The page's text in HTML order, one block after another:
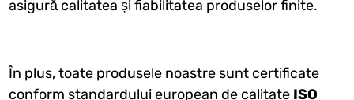
asigură calitatea și fiabilitatea produselor finite.
În plus, toate produsele noastre sunt certificate
conform standardului european de calitate ISO